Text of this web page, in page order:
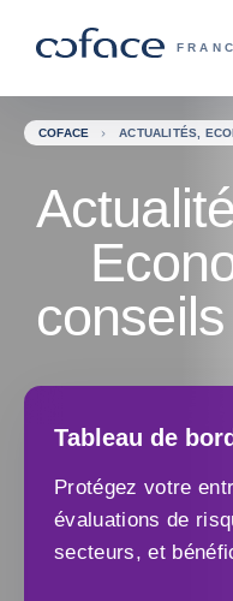
Retour à la page d'accueil
COFACE ACTUALITÉS,
conseils
Tableau de
Protégez votre
évaluations de
secteurs, et